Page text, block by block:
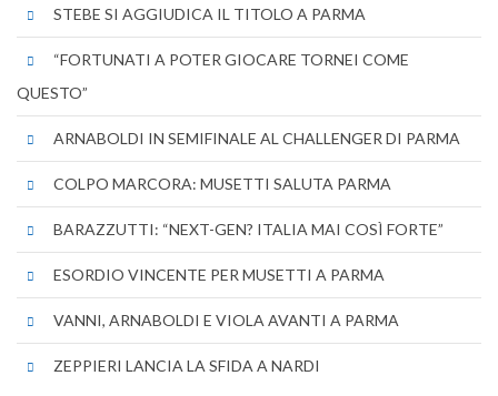
STEBE SI AGGIUDICA IL TITOLO A PARMA
“FORTUNATI A POTER GIOCARE TORNEI COME
QUESTO”
ARNABOLDI IN SEMIFINALE AL CHALLENGER DI PARMA
COLPO MARCORA: MUSETTI SALUTA PARMA
BARAZZUTTI: “NEXT-GEN? ITALIA MAI COSÌ FORTE”
ESORDIO VINCENTE PER MUSETTI A PARMA
VANNI, ARNABOLDI E VIOLA AVANTI A PARMA
ZEPPIERI LANCIA LA SFIDA A NARDI